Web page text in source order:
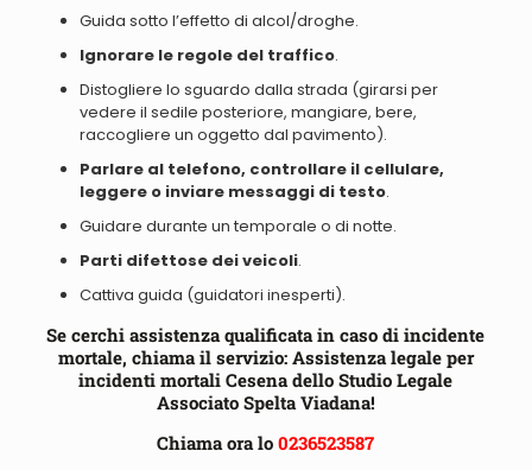
Guida sotto l’effetto di alcol/droghe.
Ignorare le regole del traffico.
Distogliere lo sguardo dalla strada (girarsi per
vedere il sedile posteriore, mangiare, bere,
raccogliere un oggetto dal pavimento).
Parlareal telefono, controllareil cellulare,
leggereo inviaremessaggi di testo.
Guidare durante un temporale o di notte.
Parti difettose dei veicoli.
Cattiva guida (guidatori inesperti).
Se cerchi assistenza qualificata in caso di incidente
mortale, chiama il servizio: Assistenza legale per
incidenti mortali Cesena dello Studio Legale
Associato Spelta Viadana!
Chiama ora lo0236523587